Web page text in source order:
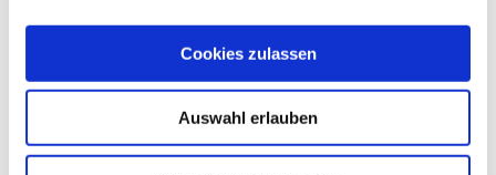
Cookies zulassen
Auswahl erlauben
Join